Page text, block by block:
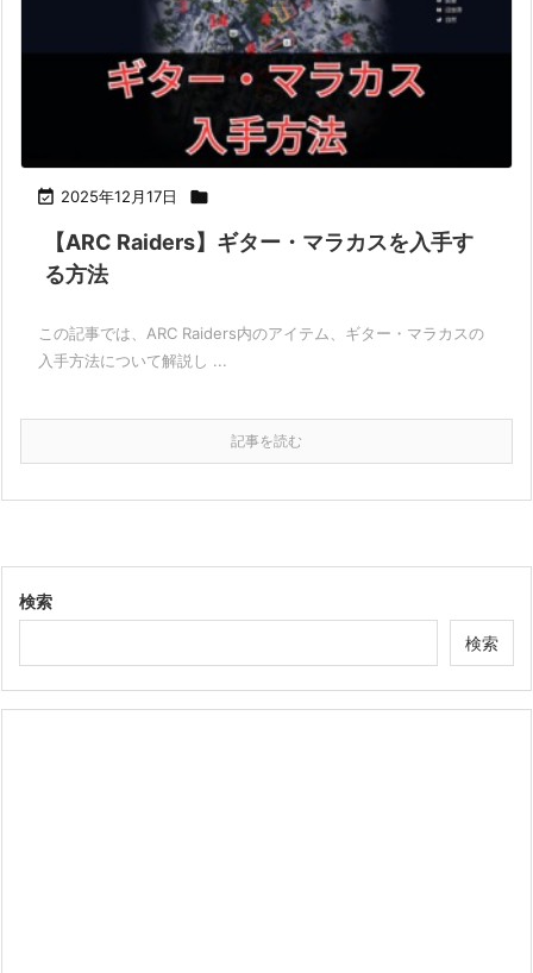
 2025年12月17日 
【ARC Raiders】ギター・マラカスを入手す
る方法
この記事では、ARC Raiders内のアイテム、ギター・マラカスの
入手方法について解説し ...
記事を読む
検索
検索